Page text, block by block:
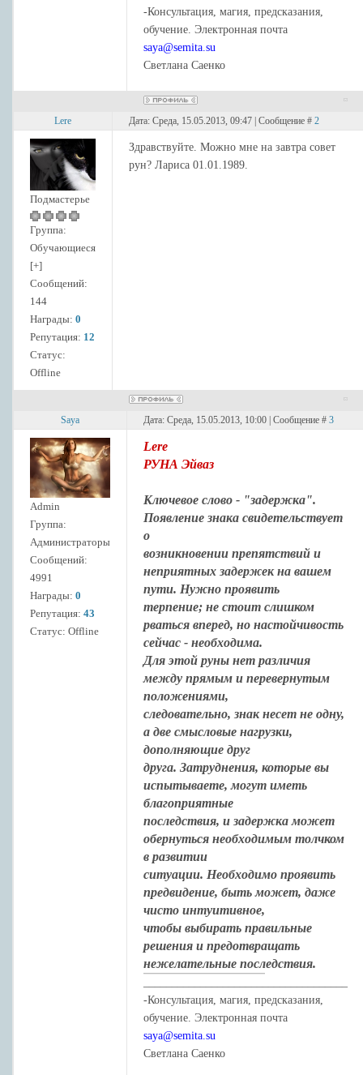
-Консультация, магия, предсказания,
обучение. Электронная почта
saya@semita.su
Светлана Саенко
Lere Дата: Среда, 15.05.2013, 09:47 | Сообщение # 2
Подмастерье
Группа:
Обучающиеся
[+]
Сообщений:
144
Награды: 0
Репутация: 12
Статус:
Offline
Здравствуйте. Можно мне на завтра совет
рун? Лариса 01.01.1989.
Saya Дата: Среда, 15.05.2013, 10:00 | Сообщение # 3
Admin
Группа:
Администраторы
Сообщений:
4991
Награды: 0
Репутация: 43
Статус: Offline
Lere
РУНА Эйваз
Ключевое слово - "задержка".
Появление знака свидетельствует
о
возникновении препятствий и
неприятных задержек на вашем
пути. Нужно проявить
терпение; не стоит слишком
рваться вперед, но настойчивость
сейчас - необходима.
Для этой руны нет различия
между прямым и перевернутым
положениями,
следовательно, знак несет не одну,
а две смысловые нагрузки,
дополняющие друг
друга. Затруднения, которые вы
испытываете, могут иметь
благоприятные
последствия, и задержка может
обернуться необходимым толчком
в развитии
ситуации. Необходимо проявить
предвидение, быть может, даже
чисто интуитивное,
чтобы выбирать правильные
решения и предотвращать
нежелательные последствия.
-Консультация, магия, предсказания,
обучение. Электронная почта
saya@semita.su
Светлана Саенко